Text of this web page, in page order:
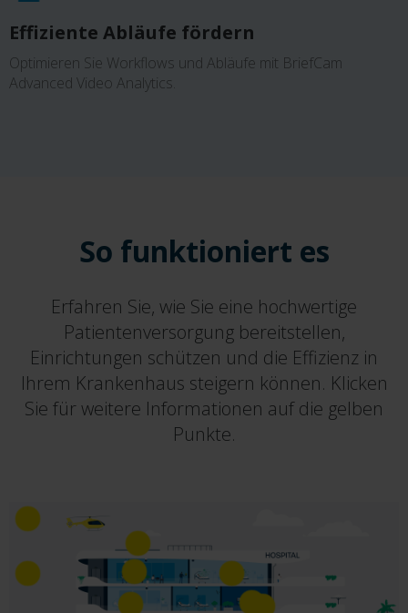
Effiziente Abläufe fördern
Optimieren Sie Workflows und Abläufe mit BriefCam
Advanced Video Analytics.
So funktioniert es
Erfahren Sie, wie Sie eine hochwertige
Patientenversorgung bereitstellen,
Einrichtungen schützen und die Effizienz in
Ihrem Krankenhaus steigern können. Klicken
Sie für weitere Informationen auf die gelben
Punkte.